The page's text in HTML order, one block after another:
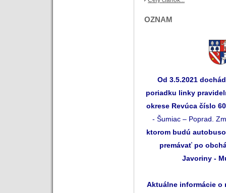
OZNAM
Od 3.5.2021
poriadku linky
okrese Revúca číslo
- Šumiac – Poprad.
ktorom budú
premávať po
Javoriny -
Aktuálne informácie o